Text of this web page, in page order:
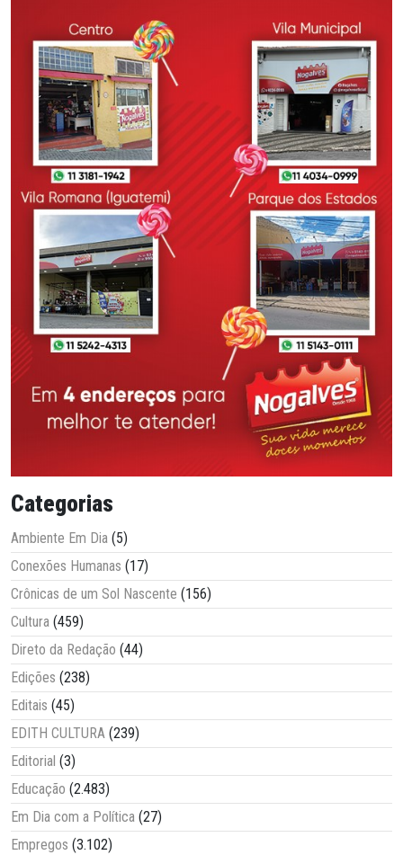
Categorias
Ambiente Em Dia (5)
Conexões Humanas (17)
Crônicas de um Sol Nascente (156)
Cultura (459)
Direto da Redação (44)
Edições (238)
Editais (45)
EDITH CULTURA (239)
Editorial (3)
Educação (2.483)
Em Dia com a Política (27)
Empregos (3.102)